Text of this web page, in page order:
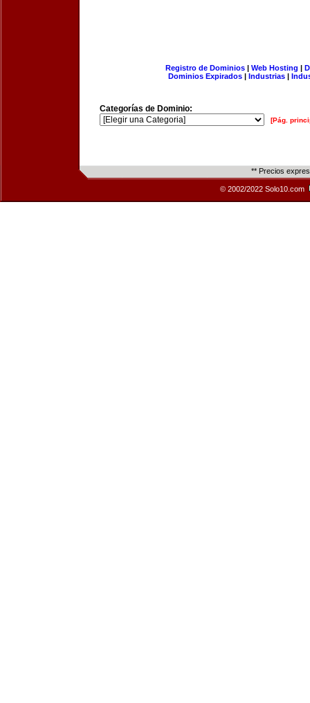
Registro de Dominios| Web Hosting |
Dominios Expirados | Industrias |
Categorías de Dominio:
[Pág.
** Precios
© 2002/2022 Solo10.com